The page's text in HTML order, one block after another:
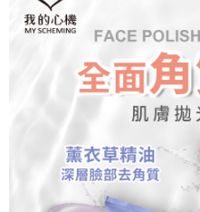
ATM／網路銀行／等多元方式進行付
※ 請注意：結帳手續完成當下不需
購買商品的店家。未經商家同意取
※ 交易是否成功請以「AFTEE先享
是否繳費成功／繳費後需取消欲退
https://
１．透過由恩沛科技股份有限公司
易，需依本服務之必要範圍內提供
權轉讓予恩沛科技股份有限公司。
２．關於個人資料處理事宜，請瀏覽
每筆NT$100，滿NT$1,000(含以
海外配送(普通)